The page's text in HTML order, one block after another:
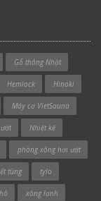
Gỗ thông Nhật
Hemlock Hinoki
Máy cơ VietSauna
Nhiệt kế
phòng xông hơi ướt
tùng tylo
xông lạnh